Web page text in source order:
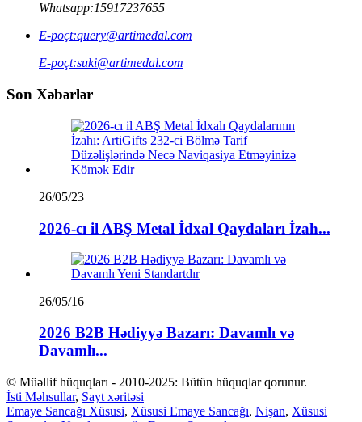
Whatsapp:15917237655
E-poçt:query@artimedal.com
E-poçt:suki@artimedal.com
Son Xəbərlər
26/05/23
2026-cı il ABŞ Metal İdxal Qaydaları İzah...
26/05/16
2026 B2B Hədiyyə Bazarı: Davamlı və
Davamlı...
© Müəllif hüquqları - 2010-2025: Bütün hüquqlar qorunur.
İsti Məhsullar, Sayt xəritəsi
Emaye Sancağı Xüsusi, Xüsusi Emaye Sancağı, Nişan, Xüsusi